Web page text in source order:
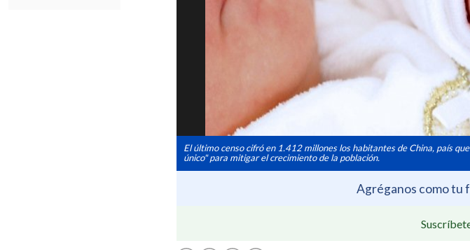
El último censo cifró en 1.412 millones los habitantes de China, país
único" para mitigar el crecimiento de la población.
Agréganos como tu